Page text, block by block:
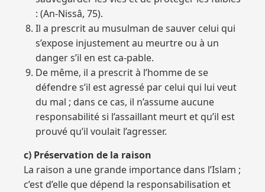
: (An-Nissâ, 75).
Il a prescrit au musulman de sauver celui qui
s’expose injustement au meurtre ou à un
danger s’il en est ca-pable.
De même, il a prescrit à l’homme de se
défendre s’il est agressé par celui qui lui veut
du mal ; dans ce cas, il n’assume aucune
responsabilité si l’assaillant meurt et qu’il est
prouvé qu’il voulait l’agresser.
c) Préservation de la raison
La raison a une grande importance dans l’Islam ;
c’est d’elle que dépend la responsabilisation et